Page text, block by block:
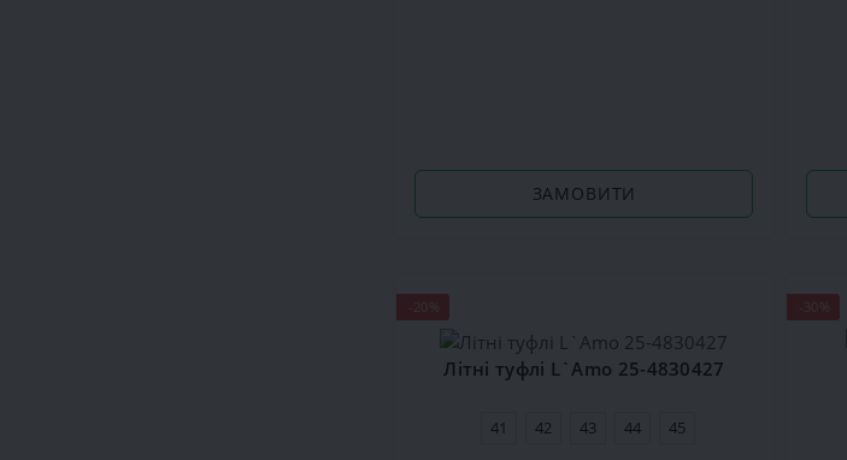
ЗАМОВИТИ
Літні туфлі L`Amo 25-4830427
41 42 43 44
45